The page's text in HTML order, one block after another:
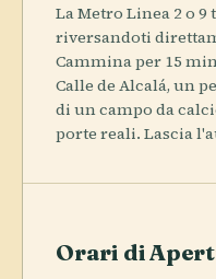
La Metro Linea 2 o
riversandoti
Cammina per 15
Calle de Alcalá, un
di un campo da
porte reali. Lascia
Orari di